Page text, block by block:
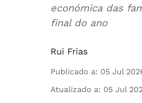
económica das
final do ano
Rui Frias
Publicado a: 05 Jul
Atualizado a: 05 Jul